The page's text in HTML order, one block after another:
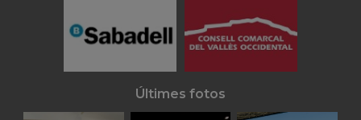
Últimes fotos